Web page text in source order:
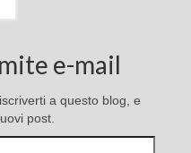
e-mail
a questo blog, e
post.